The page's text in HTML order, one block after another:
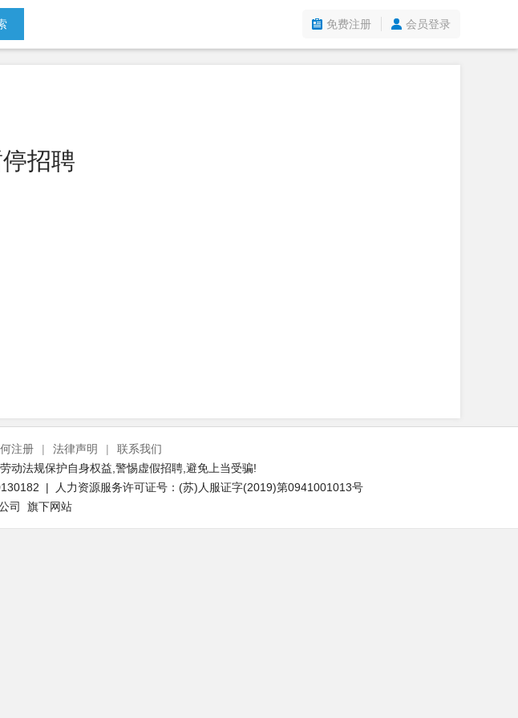
免费注册 会员登录
招聘
注册 | 法律声明 |
联系我们
动法规保护自身权益,警惕虚假招聘,避免上当受骗!
| 人力资源服务许可证号：(苏)人服证字(2019)第0941001013号
司 旗下网站